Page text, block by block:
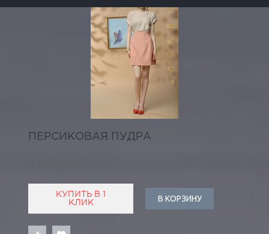
ПЕРСИКОВАЯ ПУДРА
КУПИТЬ В 1
КЛИК
В КОРЗИНУ